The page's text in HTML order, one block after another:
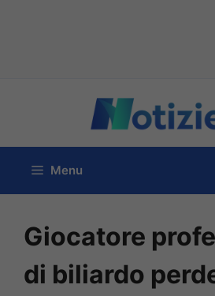
contenuto
Menu
Giocatore
di biliardo